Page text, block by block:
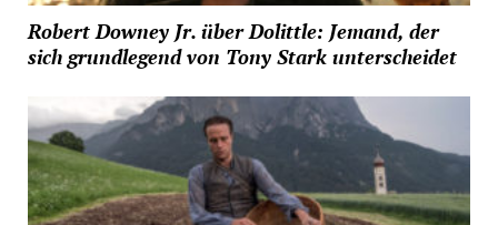
Robert Downey Jr. über Dolittle: Jemand, der
sich grundlegend von Tony Stark unterscheidet